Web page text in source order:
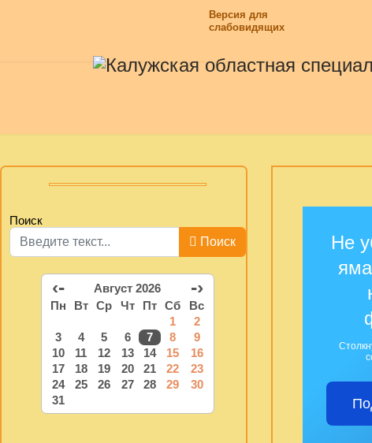
Версия для
слабовидящих
Поиск
Поиск
‹- Август 2026 -›
Пн Вт Ср Чт Пт Сб
Вс
1
2
3
4 5 6 7 8
9
10
11 12 13 14 15
16
17
18 19 20 21 22
23
24
25 26 27 28 29
30
31
Не